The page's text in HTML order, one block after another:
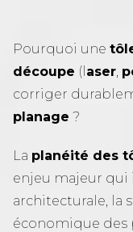
Pourquoi une
découpe (l aser,
corriger
planage ?
La planéité des
enjeu majeur
architecturale, la
économique des